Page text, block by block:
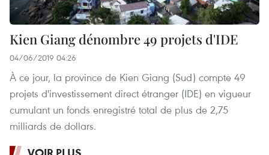
Kien Giang dénombre 49 projets d'IDE
04/06/2019 04:26
À ce jour, la province de Kien Giang (Sud) compte 49
projets d'investissement direct étranger (IDE) en vigueur
cumulant un fonds enregistré total de plus de 2,75
milliards de dollars.